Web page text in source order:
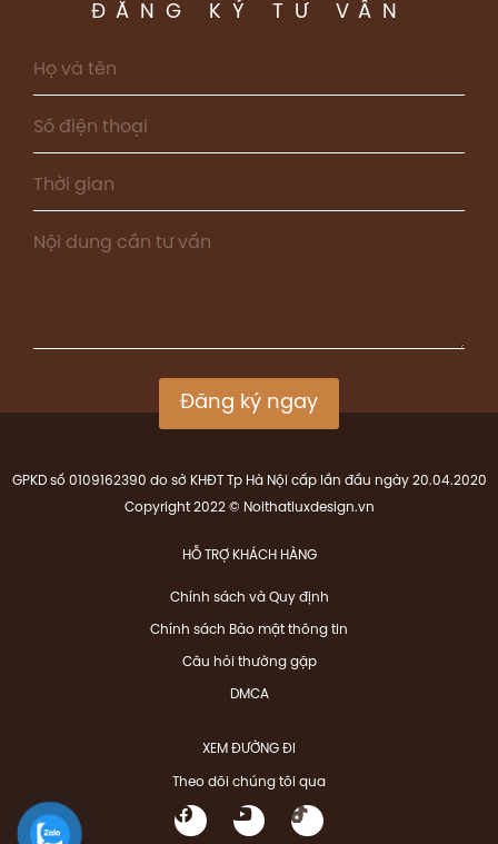
ĐĂNG KÝ TƯ VẤN
Đăng ký ngay
GPKD số 0109162390 do sở KHĐT Tp Hà Nội cấp lần đầu ngày 20.04.2020
Copyright 2022 © Noithatluxdesign.vn
HỖ TRỢ KHÁCH HÀNG
Chính sách và Quy định
Chính sách Bảo mật thông tin
Câu hỏi thường gặp
DMCA
XEM ĐƯỜNG ĐI
Theo dõi chúng tôi qua